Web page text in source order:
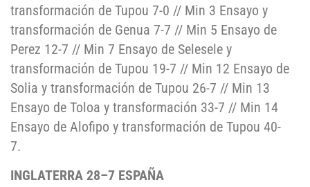
transformación de Tupou 7-0 // Min 3 Ensayo y
transformación de Genua 7-7 // Min 5 Ensayo de
Perez 12-7 // Min 7 Ensayo de Selesele y
transformación de Tupou 19-7 // Min 12 Ensayo de
Solia y transformación de Tupou 26-7 // Min 13
Ensayo de Toloa y transformación 33-7 // Min 14
Ensayo de Alofipo y transformación de Tupou 40-
7.
INGLATERRA 28–7 ESPAÑA